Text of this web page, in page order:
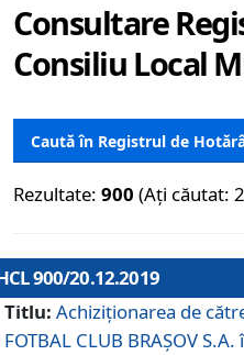
Consultare
Consiliu Local
Caută în Registrul de
Rezultate: 900 (Ați căutat:
900/20.12.2019
Titlu: Achiziționarea de
FOTBAL CLUB BRAȘOV